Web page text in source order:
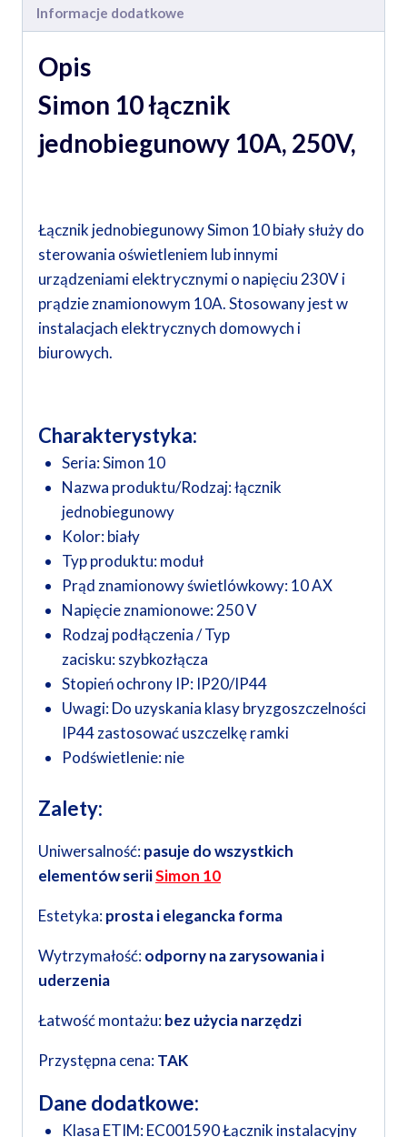
Informacje dodatkowe
Opis
Simon 10 łącznik
jednobiegunowy 10A, 250V,
Łącznik jednobiegunowy Simon 10 biały służy do
sterowania oświetleniem lub innymi
urządzeniami elektrycznymi o napięciu 230V i
prądzie znamionowym 10A. Stosowany jest w
instalacjach elektrycznych domowych i
biurowych.
Charakterystyka:
Seria:Simon 10
Nazwa produktu/Rodzaj:łącznik
jednobiegunowy
Kolor:biały
Typ produktu:moduł
Prąd znamionowy świetlówkowy:10 AX
Napięcie znamionowe:250 V
Rodzaj podłączenia / Typ
zacisku:szybkozłącza
Stopień ochrony IP: IP20/IP44
Uwagi:Do uzyskania klasy bryzgoszczelności
IP44 zastosować uszczelkę ramki
Podświetlenie:nie
Zalety:
Uniwersalność:pasuje do wszystkich
elementów seriiSimon 10
Estetyka:prosta i elegancka forma
Wytrzymałość:odporny na zarysowania i
uderzenia
Łatwość montażu:bez użycia narzędzi
Przystępna cena:TAK
Dane dodatkowe:
Klasa ETIM:EC001590 Łącznik instalacyjny